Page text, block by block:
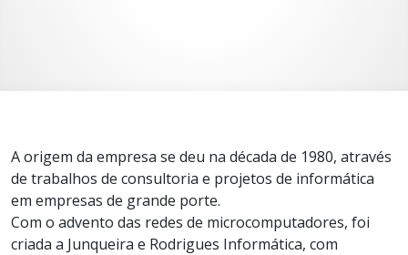
A origem da empresa se deu na década de 1980, através
de trabalhos de consultoria e projetos de informática
em empresas de grande porte.
Com o advento das redes de microcomputadores, foi
criada a Junqueira e Rodrigues Informática, com